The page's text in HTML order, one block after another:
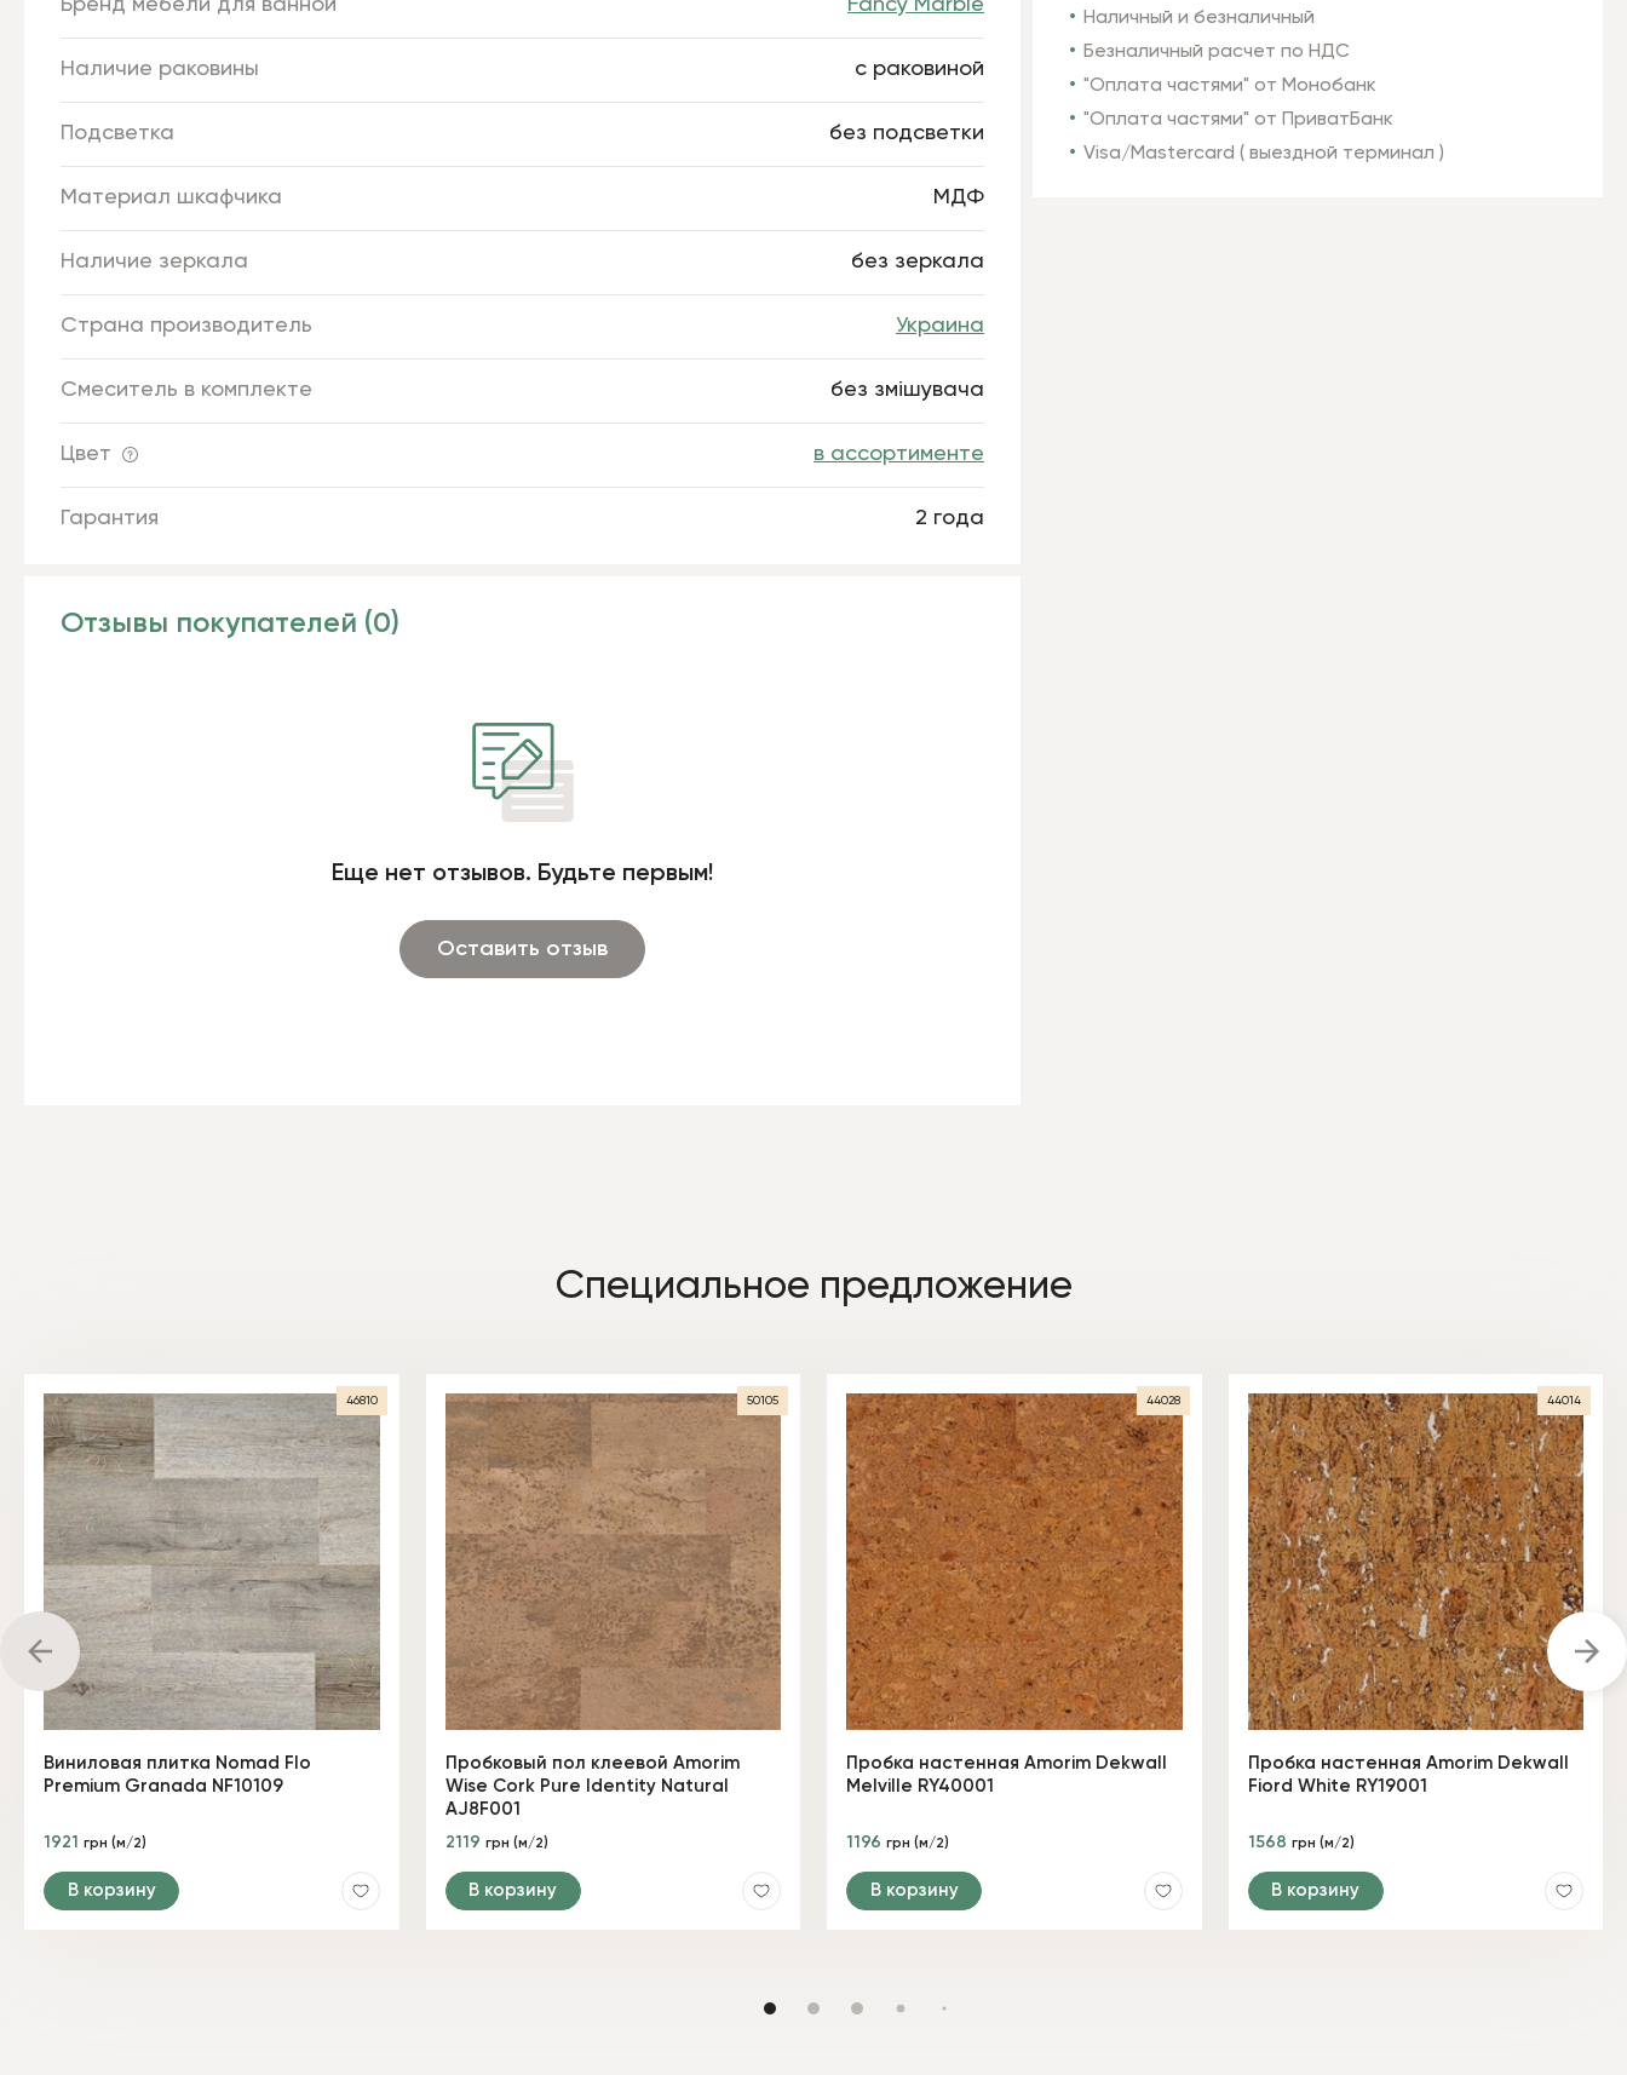
Наличный и безналичный
Безналичный расчет по НДС
"Оплата частями" от Монобанк
"Оплата частями" от ПриватБанк
Visa/Mastercard ( выездной терминал )
Бренд мебели для ванной Fancy Marble
Наличие раковины с раковиной
Подсветка без подсветки
Материал шкафчика МДФ
Наличие зеркала без зеркала
Страна производитель Украина
Смеситель в комплекте без змішувача
Цвет в ассортименте
Гарантия 2 года
Отзывы покупателей (0)
Еще нет отзывов. Будьте первым!
Оставить отзыв
Специальное предложение
46810
Виниловая плитка Nomad Flo
Premium Granada NF10109
1921 грн (м/2)
В корзину
50105
Пробковый пол клеевой Amorim
Wise Cork Pure Identity Natural
AJ8F001
2119 грн (м/2)
В корзину
44028
Пробка настенная Amorim Dekwall
Melville RY40001
1196 грн (м/2)
В корзину
44014
Пробка настенная Amorim Dekwall
Fiord White RY19001
1568 грн (м/2)
В корзину